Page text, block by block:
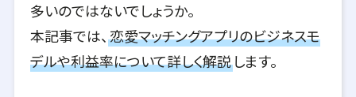
多いのではないでしょうか。
本記事では、 恋愛マッチングアプリのビジネスモ
デルや利益率について詳しく解説します。